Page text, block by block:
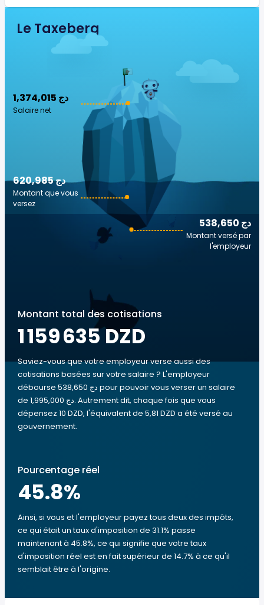
Le Taxeberg
1,374,015 دج
Salaire net
538,650 دج
Montant versé par
l'employeur
620,985 دج
Montant que vous
versez
Montant total des cotisations
1 159 635 DZD
Saviez-vous que votre employeur verse aussi des
cotisations basées sur votre salaire ? L'employeur
débourse 538,650 دج pour pouvoir vous verser un salaire
de 1,995,000 دج. Autrement dit, chaque fois que vous
dépensez 10 DZD, l'équivalent de 5,81 DZD a été versé au
gouvernement.
Pourcentage réel
45.8%
Ainsi, si vous et l'employeur payez tous deux des impôts,
ce qui était un taux d'imposition de 31.1% passe
maintenant à 45.8%, ce qui signifie que votre taux
d'imposition réel est en fait supérieur de 14.7% à ce qu'il
semblait être à l'origine.